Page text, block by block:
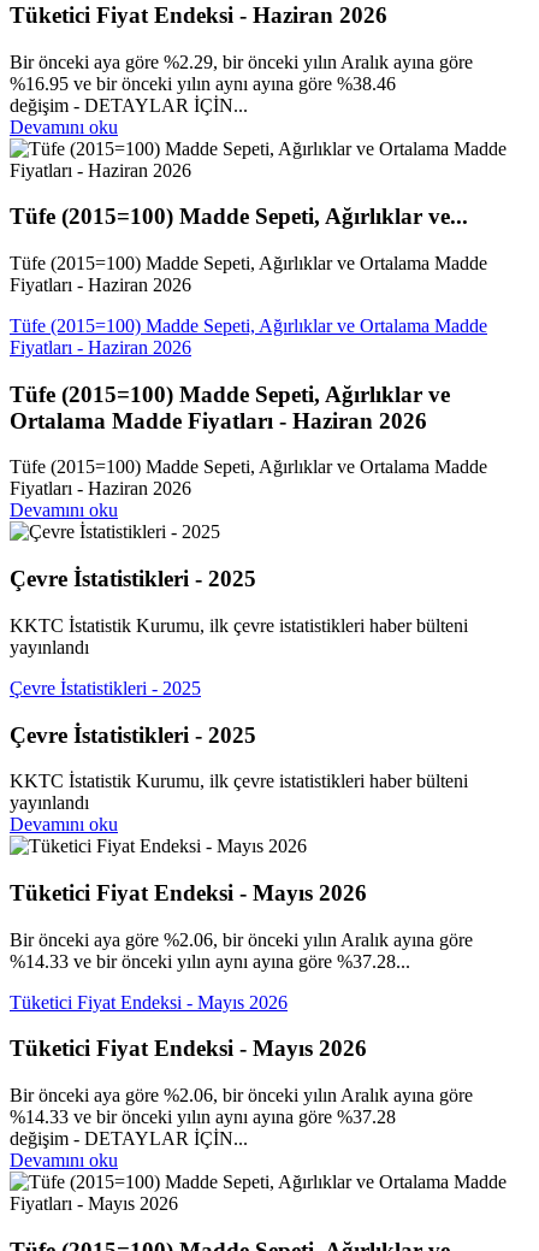
Tüketici Fiyat Endeksi - Haziran 2026
Bir önceki aya göre %2.29, bir önceki yılın Aralık ayına göre
%16.95 ve bir önceki yılın aynı ayına göre %38.46
değişim - DETAYLAR İÇİN...
Devamını oku
Tüfe (2015=100) Madde Sepeti, Ağırlıklar ve...
Tüfe (2015=100) Madde Sepeti, Ağırlıklar ve Ortalama Madde
Fiyatları - Haziran 2026
Tüfe (2015=100) Madde Sepeti, Ağırlıklar ve Ortalama Madde
Fiyatları - Haziran 2026
Tüfe (2015=100) Madde Sepeti, Ağırlıklar ve
Ortalama Madde Fiyatları - Haziran 2026
Tüfe (2015=100) Madde Sepeti, Ağırlıklar ve Ortalama Madde
Fiyatları - Haziran 2026
Devamını oku
Çevre İstatistikleri - 2025
KKTC İstatistik Kurumu, ilk çevre istatistikleri haber bülteni
yayınlandı
Çevre İstatistikleri - 2025
Çevre İstatistikleri - 2025
KKTC İstatistik Kurumu, ilk çevre istatistikleri haber bülteni
yayınlandı
Devamını oku
Tüketici Fiyat Endeksi - Mayıs 2026
Bir önceki aya göre %2.06, bir önceki yılın Aralık ayına göre
%14.33 ve bir önceki yılın aynı ayına göre %37.28...
Tüketici Fiyat Endeksi - Mayıs 2026
Tüketici Fiyat Endeksi - Mayıs 2026
Bir önceki aya göre %2.06, bir önceki yılın Aralık ayına göre
%14.33 ve bir önceki yılın aynı ayına göre %37.28
değişim - DETAYLAR İÇİN...
Devamını oku